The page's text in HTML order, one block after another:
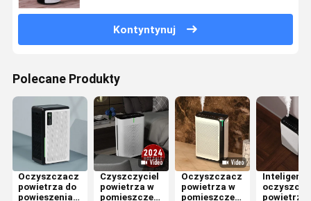
Kontyntynuj
Polecane Produkty
Oczyszczacz
powietrza do
powieszenia
Czyszczyciel
powietrza w
pomieszczeniu
Oczyszczacz
powietrza w
pomieszczeniu
powietrza